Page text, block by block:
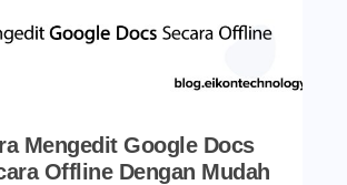
Mengedit Google Docs
Offline Dengan Mudah